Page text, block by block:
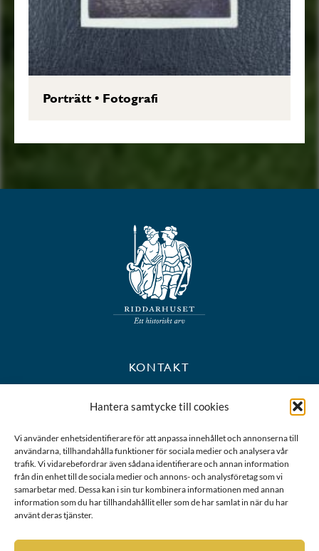
Hantera samtycke till cookies
Vi använder enhetsidentifierare för att anpassa innehållet och annonserna till
användarna, tillhandahålla funktioner för sociala medier och analysera vår
trafik. Vi vidarebefordrar även sådana identifierare och annan information
från din enhet till de sociala medier och annons- och analysföretag som vi
samarbetar med. Dessa kan i sin tur kombinera informationen med annan
information som du har tillhandahållit eller som de har samlat in när du har
använt deras tjänster.
Porträtt• Fotografi
KONTAKT
BESÖKS- OCH POSTADRESS
Riddarhustorget 10
Karta